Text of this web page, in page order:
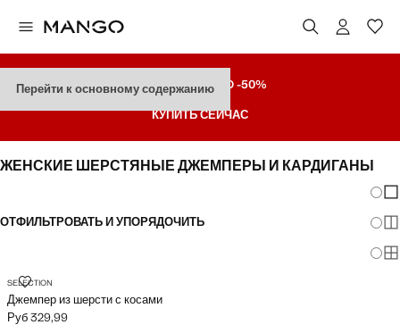
Перейти к основному содержанию
РАСПРОДАЖА
ДO -50%
КУПИТЬ СЕЙЧАС
ЖЕНСКИЕ ШЕРСТЯНЫЕ ДЖЕМПЕРЫ И КАРДИГАНЫ
ОТФИЛЬТРОВАТЬ И УПОРЯДОЧИТЬ
SELECTION
Джемпер из шерсти с косами
ДЖЕМПЕР ИЗ ШЕРСТИ С КОСАМИ
Текущая цена [Руб 329,99 ]
Руб 329,99